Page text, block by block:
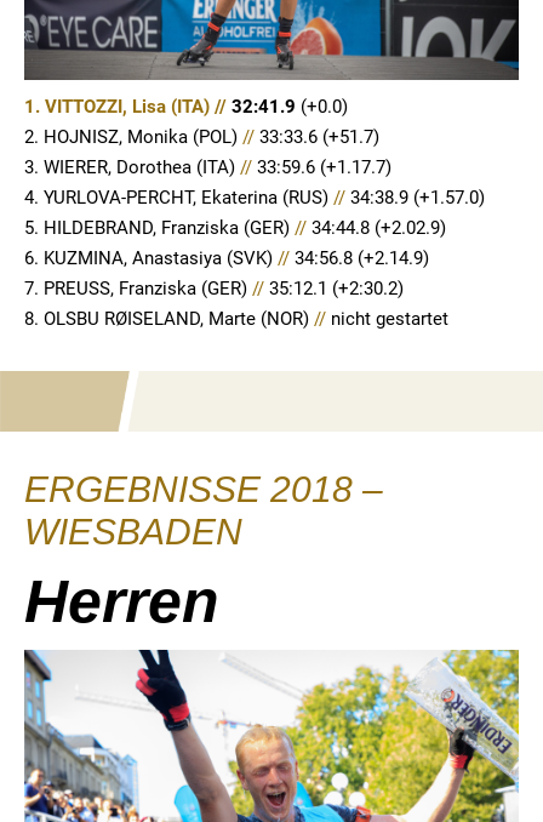
1. VITTOZZI, Lisa (ITA) // 32:41.9 (+0.0)
2. HOJNISZ, Monika (POL)//33:33.6 (+51.7)
3. WIERER, Dorothea (ITA)//33:59.6 (+1.17.7)
4. YURLOVA-PERCHT, Ekaterina (RUS)//34:38.9 (+1.57.0)
5. HILDEBRAND, Franziska (GER)//34:44.8 (+2.02.9)
6. KUZMINA, Anastasiya (SVK)//34:56.8 (+2.14.9)
7. PREUSS, Franziska (GER)//35:12.1 (+2:30.2)
8. OLSBU RØISELAND, Marte (NOR)//nicht gestartet
ERGEBNISSE 2018 –
WIESBADEN
Herren